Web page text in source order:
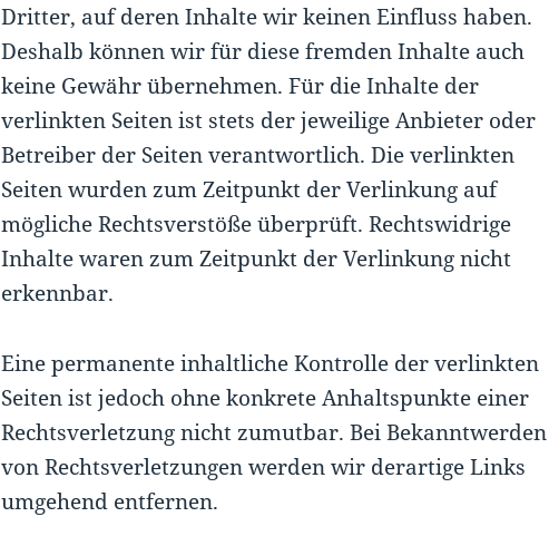
Dritter, auf deren Inhalte wir keinen Einfluss haben.
Deshalb können wir für diese fremden Inhalte auch
keine Gewähr übernehmen. Für die Inhalte der
verlinkten Seiten ist stets der jeweilige Anbieter oder
Betreiber der Seiten verantwortlich. Die verlinkten
Seiten wurden zum Zeitpunkt der Verlinkung auf
mögliche Rechtsverstöße überprüft. Rechtswidrige
Inhalte waren zum Zeitpunkt der Verlinkung nicht
erkennbar.
Eine permanente inhaltliche Kontrolle der verlinkten
Seiten ist jedoch ohne konkrete Anhaltspunkte einer
Rechtsverletzung nicht zumutbar. Bei Bekanntwerden
von Rechtsverletzungen werden wir derartige Links
umgehend entfernen.